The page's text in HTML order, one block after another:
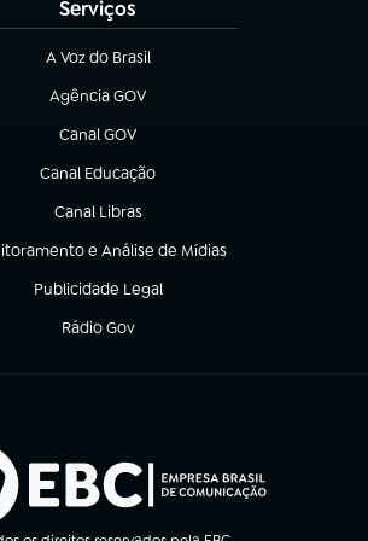
Serviços
A Voz do Brasil
(abre em nova aba)
Agência GOV
(abre em nova aba)
Canal GOV
(abre em nova aba)
Canal Educação
(abre em nova aba)
Canal Libras
(abre em nova aba)
e Análise de Mídias
em nova aba)
Publicidade Legal
(abre em nova aba)
Rádio Gov
(abre em nova aba)